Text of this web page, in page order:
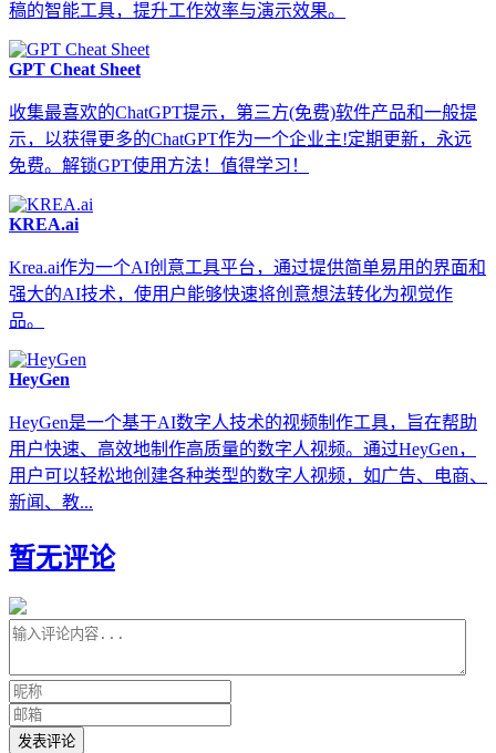
稿的智能工具，提升工作效率与演示效果。
GPT Cheat Sheet
收集最喜欢的ChatGPT提示，第三方(免费)软件产品和一般提
示，以获得更多的ChatGPT作为一个企业主!定期更新，永远
免费。解锁GPT使用方法！值得学习！
KREA.ai
Krea.ai作为一个AI创意工具平台，通过提供简单易用的界面和
强大的AI技术，使用户能够快速将创意想法转化为视觉作
品。
HeyGen
HeyGen是一个基于AI数字人技术的视频制作工具，旨在帮助
用户快速、高效地制作高质量的数字人视频。通过HeyGen，
用户可以轻松地创建各种类型的数字人视频，如广告、电商、
新闻、教...
暂无评论
发表评论